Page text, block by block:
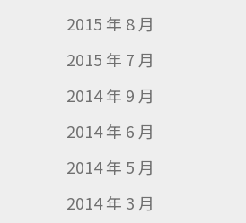
2015 年 8 月
2015 年 7 月
2014 年 9 月
2014 年 6 月
2014 年 5 月
2014 年 3 月